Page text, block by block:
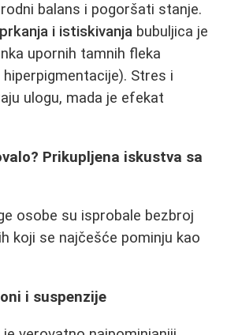
balans i pogoršati stanje.
i istiskivanja bubuljica je
upornih tamnih fleka
Stres i
ulogu, mada je efekat
Prikupljena iskustva sa
osobe su isprobale bezbroj
koji se najčešće pominju kao
i suspenzije